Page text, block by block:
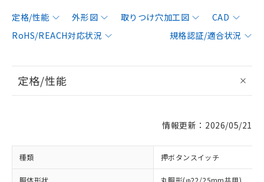
定格/性能 外形図 取りつけ穴加工図
CAD
RoHS/REACH対応状況
規格認証/適合状況
定格/性能
情報更新：2026/05/21
種類 押ボタンスイッチ
胴体形状 丸胴形(φ22/25mm共用)